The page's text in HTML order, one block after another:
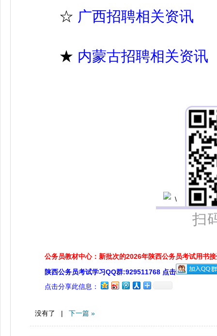
☆ 广西招聘相关资讯
★ 内蒙古招聘相关资讯
扫
公务员教材中心：新批次的2026年陕西公务员考试用书
陕西公务员考试学习QQ群:929511768 点击
点击分享此信息：
没有了 | 下一篇 »